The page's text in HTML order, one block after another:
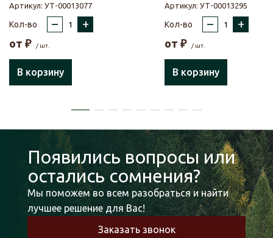
Артикул: УТ-00013077
Кол-во – +
от ₽ / шт.
В корзину
Артикул: УТ-00013295
Кол-во – +
от ₽ / шт.
В корзину
Появились вопросы или
остались сомнения?
Мы поможем во всем разобраться и найти
лучшее решение для Вас!
Заказать звонок